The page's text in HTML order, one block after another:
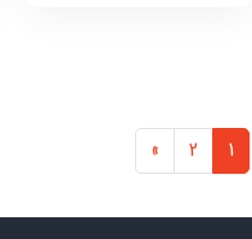
1
2
»